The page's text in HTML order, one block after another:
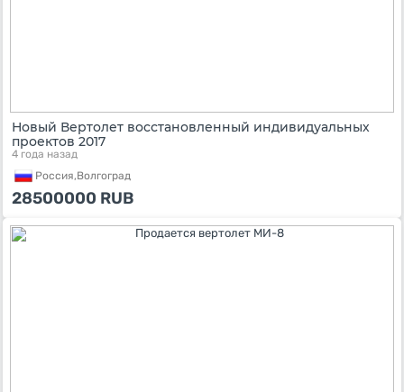
Новый Вертолет восстановленный индивидуальных
проектов 2017
4 года назад
Россия,Волгоград
28500000 RUB